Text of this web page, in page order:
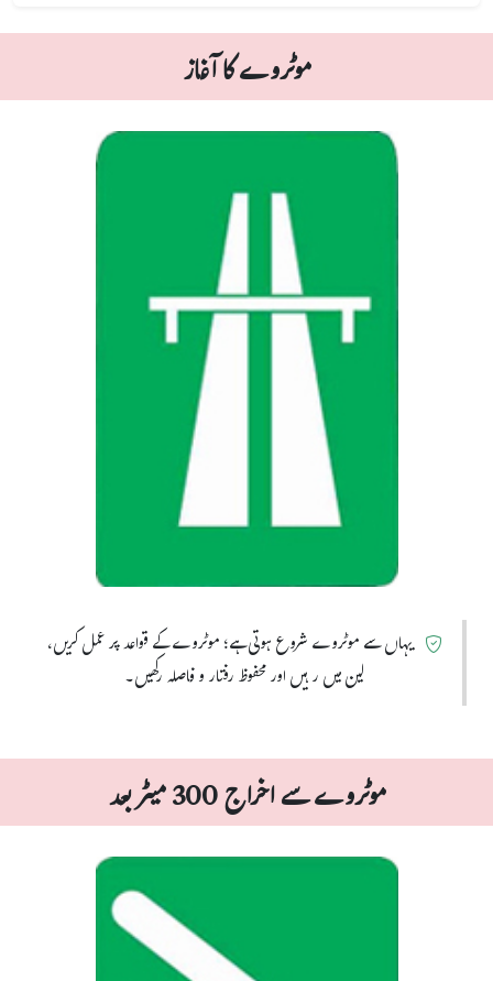
موٹروے کا آغاز
یہاں سے موٹروے شروع ہوتی ہے؛ موٹروے کے قواعد پر عمل کریں،
لین میں رہیں اور محفوظ رفتار و فاصلہ رکھیں۔
موٹروے سے اخراج 300 میٹر بعد